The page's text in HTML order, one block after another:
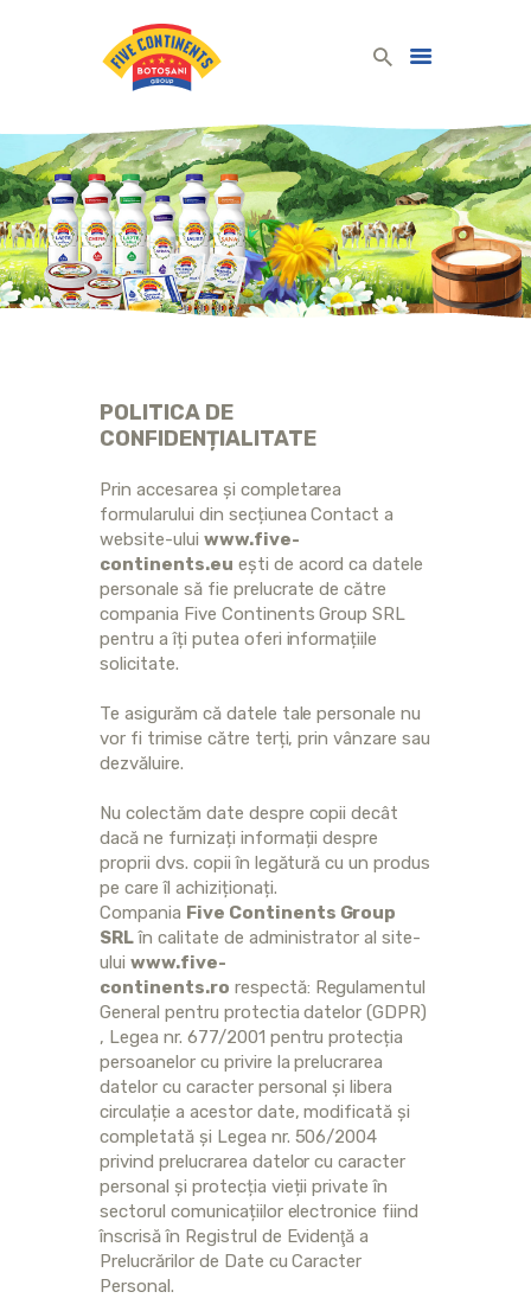
Five Continents Group
ACASĂ
PRODUSE LACTATE
COMPANIE
REȚETE
CONTACT
ROMÂNĂ
POLITICA DE
CONFIDENȚIALITATE
Prin accesarea și completarea
formularului din secțiunea Contact a
website-ului www.five-
continents.eu ești de acord ca datele
personale să fie prelucrate de către
compania Five Continents Group SRL
pentru a îți putea oferi informațiile
solicitate.
Te asigurăm că datele tale personale nu
vor fi trimise către terți, prin vânzare sau
dezvăluire.
Nu colectăm date despre copii decât
dacă ne furnizați informații despre
proprii dvs. copii în legătură cu un produs
pe care îl achiziționați.
Compania Five Continents Group
SRLîn calitate de administrator al site-
ului www.five-
continents.ro respectă: Regulamentul
General pentru protectia datelor (GDPR)
, Legea nr. 677/2001 pentru protecția
persoanelor cu privire la prelucrarea
datelor cu caracter personal și libera
circulație a acestor date, modificată și
completată și Legea nr. 506/2004
privind prelucrarea datelor cu caracter
personal și protecția vieții private în
sectorul comunicațiilor electronice fiind
înscrisă în Registrul de Evidenţă a
Prelucrărilor de Date cu Caracter
Personal.